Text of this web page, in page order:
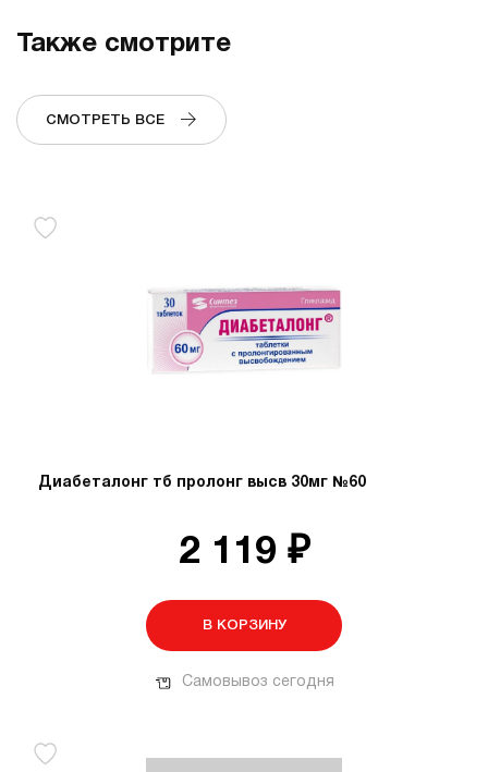
Также смотрите
СМОТРЕТЬ ВСЕ
Диабеталонг тб пролонг высв 30мг №60
2 119 ₽
В КОРЗИНУ
Самовывоз сегодня